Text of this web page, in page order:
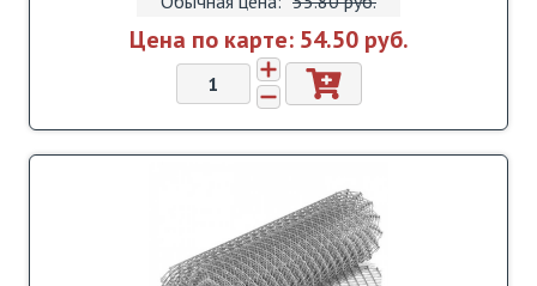
Цена по карте: 54.50 pуб.